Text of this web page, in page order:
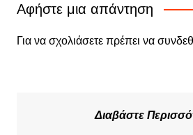
Αφήστε μια απάντηση
Για να σχολιάσετε πρέπει να
Διαβάστε